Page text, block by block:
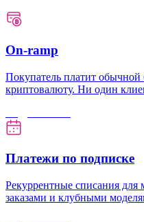
On-ramp
Покупатель платит обычной
криптовалюту. Ни один
Платежи по подписке
Рекуррентные списания для
заказами и клубными